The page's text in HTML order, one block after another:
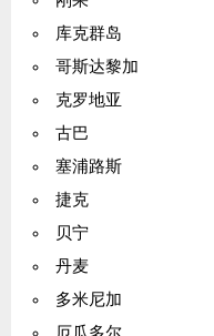
库克群岛
哥斯达黎加
克罗地亚
古巴
塞浦路斯
捷克
贝宁
丹麦
多米尼加